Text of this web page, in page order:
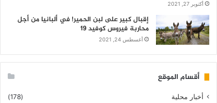
أكتوبر 27, 2021
إقبال كبير على لبن الحمير! في ألبانيا من أجل
محاربة فيروس كوفيد 19
أغسطس 24, 2021
أقسام الموقع
أخبار محلية
(178)